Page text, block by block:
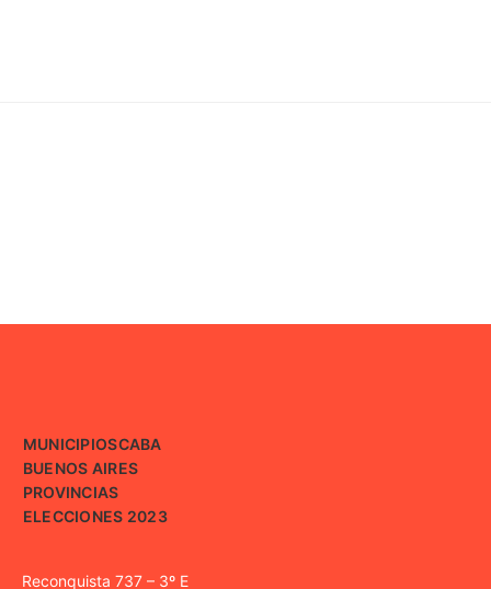
MUNICIPIOSCABA
BUENOS AIRES
PROVINCIAS
ELECCIONES 2023
Reconquista 737 – 3º E